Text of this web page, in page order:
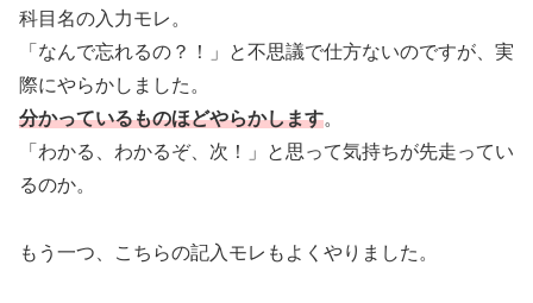
科目名の入力モレ。
「なんで忘れるの？！」と不思議で仕方ないのですが、実
際にやらかしました。
分かっているものほどやらかします。
「わかる、わかるぞ、次！」と思って気持ちが先走ってい
るのか。
もう一つ、こちらの記入モレもよくやりました。